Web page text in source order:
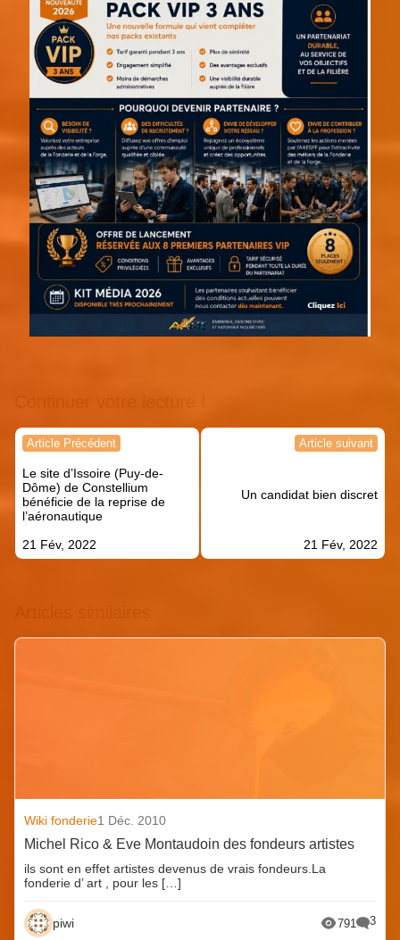
Navigation
l’article
Article Précédent
Le site d’Issoire (Puy-de-
Dôme) de Constellium
bénéficie de la reprise de
l’aéronautique
21 Fév, 2022
Article suivant
Un candidat bien discret
21 Fév, 2022
Wiki fonderie1 Déc. 2010
Michel Rico & Eve Montaudoin des fondeurs artistes
ils sont en effet artistes devenus de vrais fondeurs.La
fonderie d’ art , pour les […]
piwi 791 3